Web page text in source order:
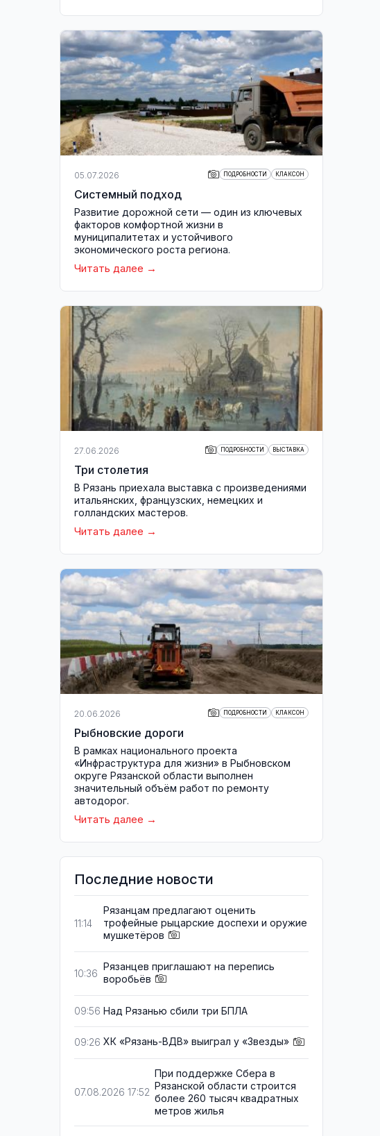
05.07.2026 ПОДРОБНОСТИ КЛАКСОН
Системный подход
Развитие дорожной сети — один из ключевых
факторов комфортной жизни в
муниципалитетах и устойчивого
экономического роста региона.
Читать далее
27.06.2026 ПОДРОБНОСТИ ВЫСТАВКА
Три столетия
В Рязань приехала выставка с произведениями
итальянских, французских, немецких и
голландских мастеров.
Читать далее
20.06.2026 ПОДРОБНОСТИ КЛАКСОН
Рыбновские дороги
В рамках национального проекта
«Инфраструктура для жизни» в Рыбновском
округе Рязанской области выполнен
значительный объём работ по ремонту
автодорог.
Читать далее
Последние новости
11:14
Рязанцам предлагают оценить
трофейные рыцарские доспехи и оружие
мушкетёров
10:36
Рязанцев приглашают на перепись
воробьёв
09:56 Над Рязанью сбили три БПЛА
09:26 ХК «Рязань-ВДВ» выиграл у «Звезды»
07.08.2026 17:52
При поддержке Сбера в
Рязанской области строится
более 260 тысяч квадратных
метров жилья